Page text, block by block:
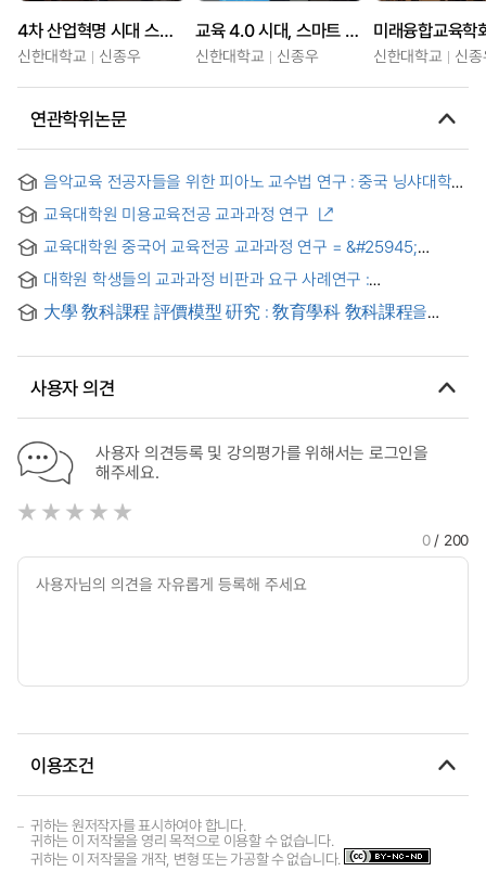
4차 산업혁명 시대 스마트 티칭을 활용한 교수법(대구공업대학교)
신한대학교 신종우
교육 4.0 시대, 스마트 교수법(미래융합교육학회 워크숍)
신한대학교 신종우 신한대학교 신
연관학위논문
음악교육 전공자들을 위한 피아노 교수법 연구 : 중국 닝샤대학교
Teaching Methods for Music Education Majors:Targeted at
1st and 2nd Years in Music Education at Ningxia University
in China
교육대학원 미용교육전공 교과과정 연구
교육대학원 중국어 교육전공 교과과정 연구 = &#25945;
&#25945;&#23398;&#35838;程分析&#30740;究
대학원 학생들의 교과과정 비판과 요구 사례연구 :
사회과학분야를 중심으로 = (A) Case study on the critics and
needs to formal curriculum by graduates
大學 敎科課程 評價模型 硏究 : 敎育學科 敎科課程을
사용자 의견
사용자 의견등록 및 강의평가를 위해서는 로그인을
해주세요.
0/ 200
이용조건
귀하는 원저작자를 표시하여야 합니다.
귀하는 이 저작물을 영리 목적으로 이용할 수 없습니다.
귀하는 이 저작물을 개작, 변형 또는 가공할 수 없습니다.